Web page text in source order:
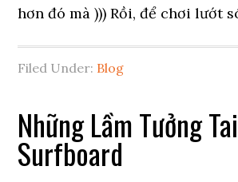
hơn đó mà ))) Rồi, để chơi lướt
Filed Under: Blog
Những Lầm Tưởng
Surfboard